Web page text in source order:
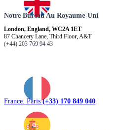
Notre Bureau Au Royaume-Uni
London, England, WC2A 1ET
87 Chancery Lane, Third Floor, A&T
(+44) 203 769 94 43
France. Paris(+33) 170 849 040